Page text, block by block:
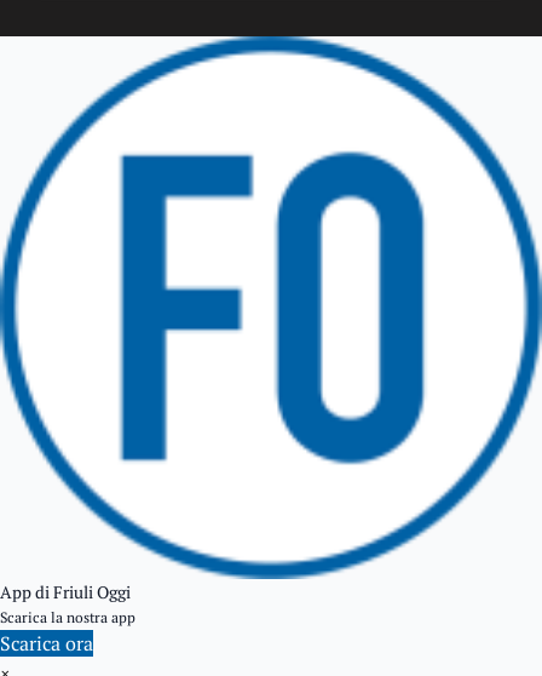
TRICESIMO
TARCENTO
GEMONA DEL FRIULI
App di Friuli Oggi
Scarica la nostra app
Scarica ora